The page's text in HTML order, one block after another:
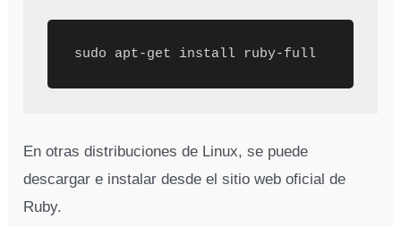
sudo apt-get install ruby-full
En otras distribuciones de Linux, se puede
descargar e instalar desde el sitio web oficial de
Ruby.